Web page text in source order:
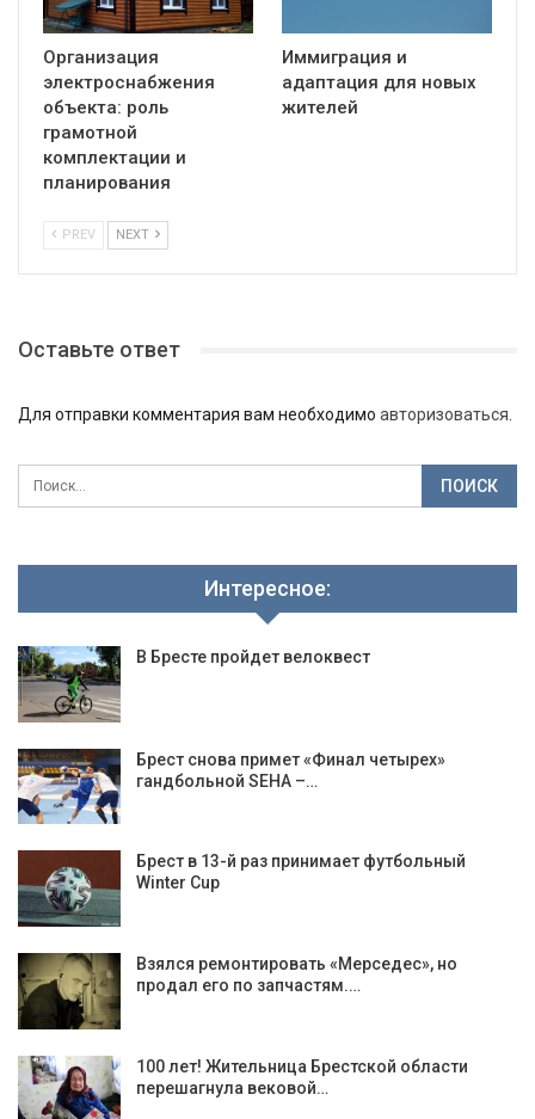
Организация
электроснабжения
объекта: роль
грамотной
комплектации и
планирования
Иммиграция и
адаптация для новых
жителей
PREV NEXT
Оставьте ответ
Для отправки комментария вам необходимо авторизоваться
Интересное:
В Бресте пройдет велоквест
Брест снова примет «Финал четырех»
гандбольной SEHA –…
Брест в 13-й раз принимает футбольный
Winter Cup
Взялся ремонтировать «Мерседес», но
продал его по запчастям.…
100 лет! Жительница Брестской области
перешагнула вековой…